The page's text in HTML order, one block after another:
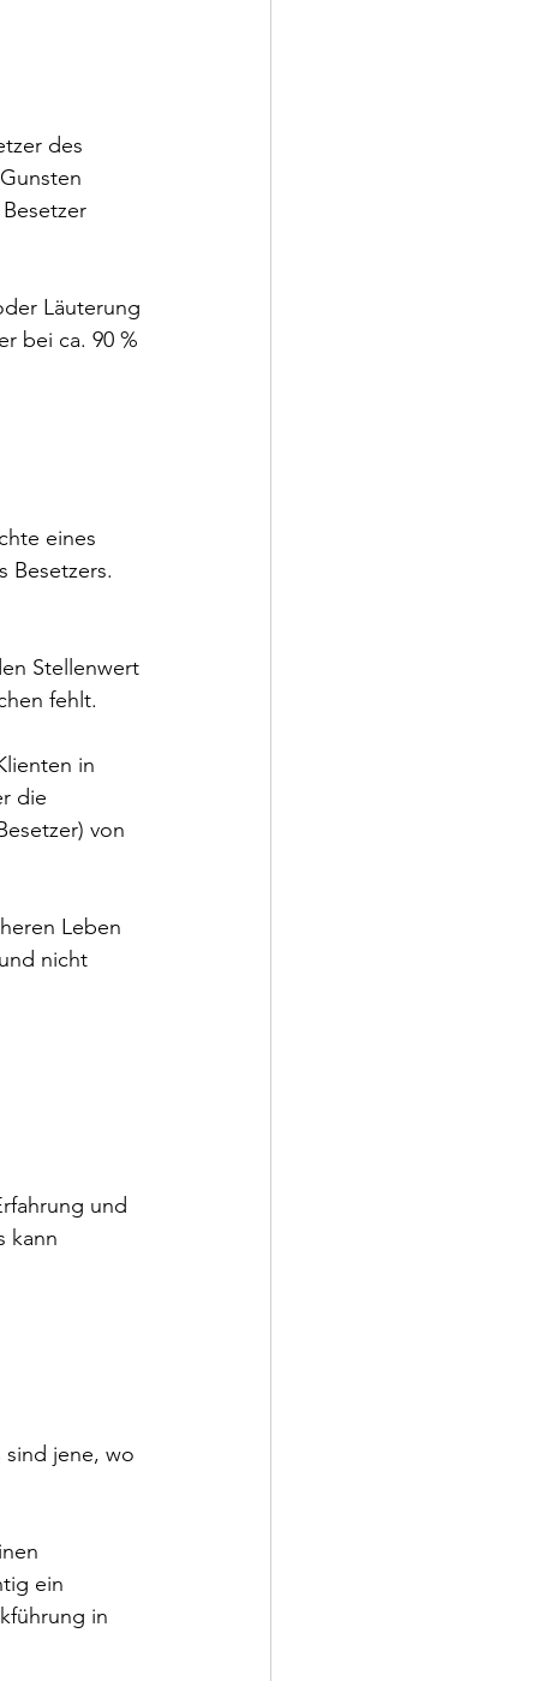
des
Läuterung
bei ca. 90 %
eines
Besetzers.
Stellenwert
fehlt.
in
die
von
Leben
nicht
und
kann
jene, wo
ein
in